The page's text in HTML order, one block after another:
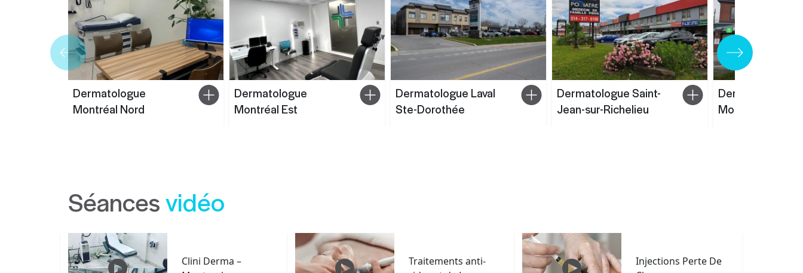
Dermatologue
Montréal Nord
Dermatologue
Montréal Est
Dermatologue Laval
Ste-Dorothée
Dermatologue Saint-
Jean-sur-Richelieu
Dermatologue
Mont-Royal
Séancesvidéo
Clini Derma –
Traitements anti-
Injections Perte De